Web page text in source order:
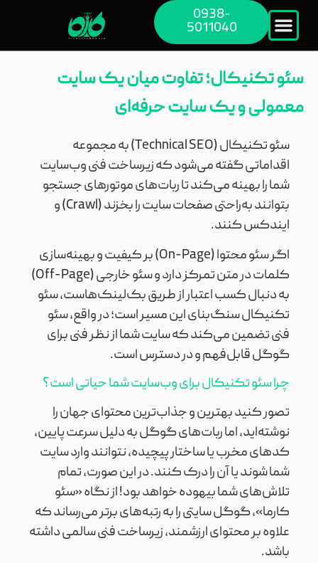
0938-
5011040
سئو تکنیکال؛ تفاوت میان یک سایت
معمولی و یک سایت حرفه‌ای
سئو تکنیکال (Technical SEO) به مجموعه
اقداماتی گفته می‌شود که زیرساخت فنی وب‌سایت
شما را بهینه می‌کند تا ربات‌های موتورهای جستجو
بتوانند به‌راحتی صفحات سایت را بخزند (Crawl) و
ایندکس کنند.
اگر سئو محتوا (On-Page) بر کیفیت و بهینه‌سازی
کلمات در متن تمرکز دارد و سئو خارجی (Off-Page)
به دنبال کسب اعتبار از طریق بک‌لینک‌هاست، سئو
تکنیکال سنگ‌بنای این مسیر است؛ در واقع، سئو
فنی تضمین می‌کند که سایت شما از نظر فنی برای
گوگل قابل‌فهم و در دسترس است.
چرا سئو تکنیکال برای وب‌سایت شما حیاتی است؟
تصور کنید بهترین و جذاب‌ترین محتوای جهان را
نوشته‌اید، اما ربات‌های گوگل به دلیل سرعت پایین،
کدهای مخرب یا ساختار پیچیده، نتوانند وارد سایت
شما شوند یا آن را درک کنند. در این صورت، تمام
تلاش‌های شما بیهوده خواهد بود! از نگاه «سئو
کارما»، گوگل سایتی را به رتبه‌های برتر می‌رساند که
علاوه بر محتوای ارزشمند، زیرساخت فنی سالمی داشته
باشد.